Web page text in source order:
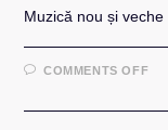
Muzică nou și veche
COMMENTS OFFON